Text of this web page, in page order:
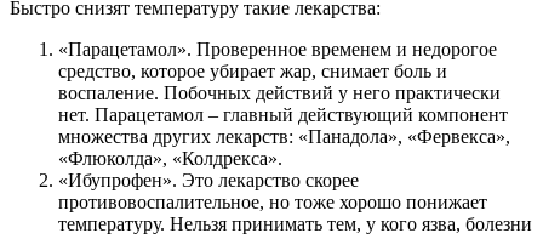
Быстро снизят температуру такие лекарства:
«Парацетамол». Проверенное временем и недорогое
средство, которое убирает жар, снимает боль и
воспаление. Побочных действий у него практически
нет. Парацетамол – главный действующий компонент
множества других лекарств: «Панадола», «Фервекса»,
«Флюколда», «Колдрекса».
«Ибупрофен». Это лекарство скорее
противовоспалительное, но тоже хорошо понижает
температуру. Нельзя принимать тем, у кого язва, болезни